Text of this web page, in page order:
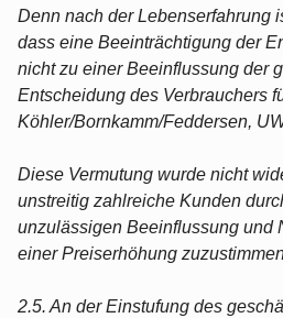
Denn nach der Lebenserfahrung
dass eine Beeinträchtigung der
nicht zu einer Beeinflussung der
Entscheidung des Verbrauchers
Köhler/Bornkamm/Feddersen,
Diese Vermutung wurde nicht
unstreitig zahlreiche Kunden
unzulässigen Beeinflussung und
einer Preiserhöhung
2.5. An der Einstufung des